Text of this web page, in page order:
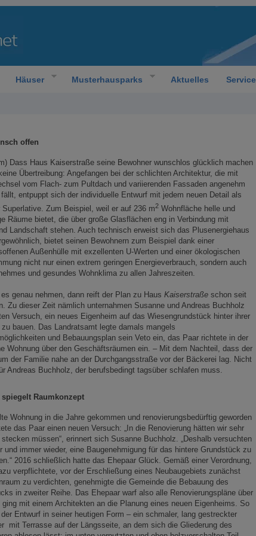
Häuser Musterhausparks Aktuelles Service
offen
Dass Haus Kaiserstraße seine Bewohner wunschlos glücklich machen
Übertreibung: Angefangen bei der schlichten Architektur, die mit
vom Flach- zum Pultdach und variierenden Fassaden angenehm
entpuppt sich der individuelle Entwurf mit jedem neuen Detail als
Superlative. Zum Beispiel, weil er auf 236 m2 Wohnfläche helle und
Räume bietet, die über große Glasflächen eng in Verbindung mit
Landschaft stehen. Auch technisch erweist sich das Plusenergiehaus
bietet seinen Bewohnern zum Beispiel dank einer
Außenhülle mit exzellenten U-Werten und einer ökologischen
nicht nur einen extrem geringen Energieverbrauch, sondern auch
und gesundes Wohnklima zu allen Jahreszeiten.
genau nehmen, dann reift der Plan zu Haus Kaiserstraße schon seit
Zu dieser Zeit nämlich unternahmen Susanne und Andreas Buchholz
Versuch, ein neues Eigenheim auf das Wiesengrundstück hinter ihrer
zu bauen. Das Landratsamt legte damals mangels
und Bebauungsplan sein Veto ein, das Paar richtete in der
Wohnung über den Geschäftsräumen ein. ­– Mit dem Nachteil, dass der
der Familie nahe an der Durchgangsstraße vor der Bäckerei lag. Nicht
Andreas Buchholz, der berufsbedingt tagsüber schlafen muss.
spiegelt Raumkonzept
Wohnung in die Jahre gekommen und renovierungsbedürftig geworden
das Paar einen neuen Versuch: „In die Renovierung hätten wir sehr
müssen“, erinnert sich Susanne Buchholz. „Deshalb versuchten
und immer wieder, eine Baugenehmigung für das hintere Grundstück zu
2016 schließlich hatte das Ehepaar Glück. Gemäß einer Verordnung,
verpflichtete, vor der Erschließung eines Neubaugebiets zunächst
zu verdichten, genehmigte die Gemeinde die Bebauung des
in zweiter Reihe. Das Ehepaar warf also alle Renovierungspläne über
ging mit einem Architekten an die Planung eines neuen Eigenheims. So
Entwurf in seiner heutigen Form – ein schmaler, lang gestreckter
mit Terrasse auf der Längsseite, an dem sich die Gliederung des